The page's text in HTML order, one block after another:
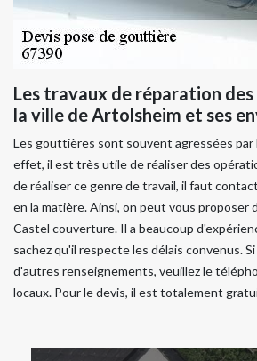
Les travaux de réparation
la ville de Artolsheim et ses
Les gouttières sont souvent agressées par
effet, il est très utile de réaliser des
de réaliser ce genre de travail, il faut
en la matière. Ainsi, on peut vous proposer
Castel couverture. Il a beaucoup
sachez qu'il respecte les délais convenus.
d'autres renseignements, veuillez le
locaux. Pour le devis, il est totalement